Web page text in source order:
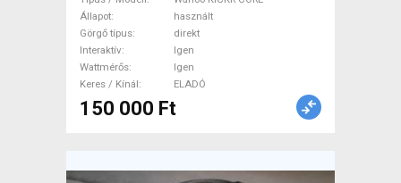
Spinning direkt Igen Igen
használt ELADÓ
Állapot
használt
Görgő típus
direkt
Interaktív
Igen
Wattmérős
Igen
Keres / Kínál
ELADÓ
150 000 Ft